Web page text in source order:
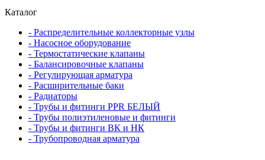
Каталог
- Распределительные коллекторные узлы
- Насосное оборудование
- Термостатические клапаны
- Балансировочные клапаны
- Регулирующая арматура
- Расширительные баки
- Радиаторы
- Трубы и фитинги PPR БЕЛЫЙ
- Трубы полиэтиленовые и фитинги
- Трубы и фитинги ВК и НК
- Трубопроводная арматура